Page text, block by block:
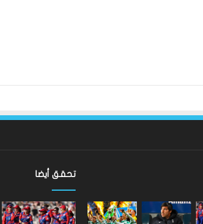
ألعاب
الكومنولث
تحقق أيضا